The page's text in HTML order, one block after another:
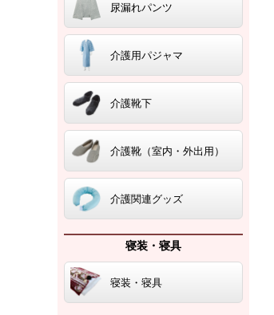
尿漏れパンツ
介護用パジャマ
介護靴下
介護靴（室内・外出用）
介護関連グッズ
寝装・寝具
寝装・寝具